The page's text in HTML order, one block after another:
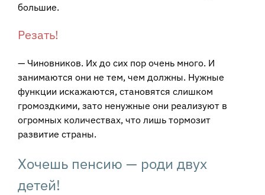
большие.
Резать!
— Чиновников. Их до сих пор очень много. И
занимаются они не тем, чем должны. Нужные
функции искажаются, становятся слишком
громоздкими, зато ненужные они реализуют в
огромных количествах, что лишь тормозит
развитие страны.
Хочешь пенсию — роди двух
детей!